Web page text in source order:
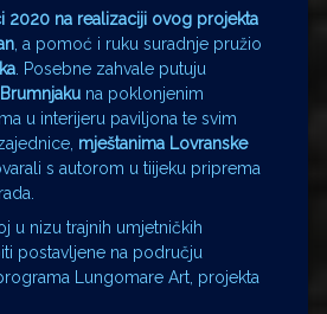
2020 na realizaciji ovog projekta
, a pomoć i ruku suradnje pružio
. Posebne zahvale putuju
na poklonjenim
u interijeru paviljona te svim
mještanima Lovranske
s autorom u tiijeku priprema
u nizu trajnih umjetničkih
postavljene na području
Lungomare Art, projekta